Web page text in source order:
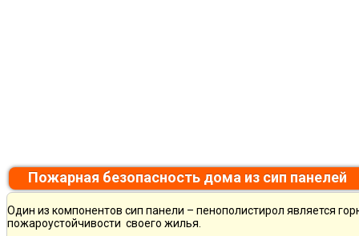
Пожарная безопасность дома из сип панелей
Один из компонентов сип панели – пенополистирол является
пожароустойчивости своего жилья.